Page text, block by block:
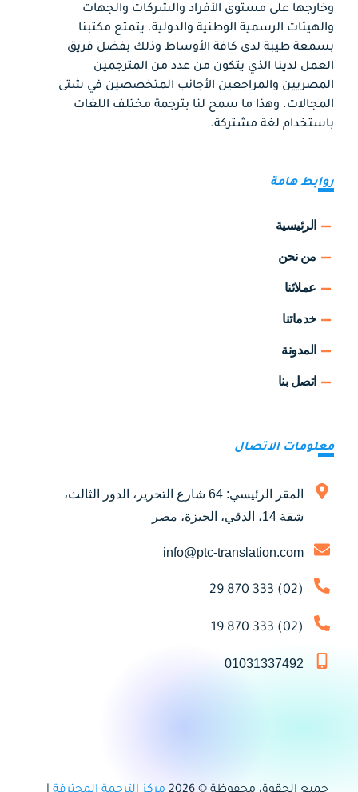
وخارجها على مستوى الأفراد والشركات والجهات
والهيئات الرسمية الوطنية والدولية. يتمتع مكتبنا
بسمعة طيبة لدى كافة الأوساط وذلك بفضل فريق
العمل لدينا الذي يتكون من عدد من المترجمين
المصريين والمراجعين الأجانب المتخصصين في شتى
المجالات. وهذا ما سمح لنا بترجمة مختلف اللغات
باستخدام لغة مشتركة.
روابط هامة
الرئيسية
من نحن
عملائنا
خدماتنا
المدونة
اتصل بنا
معلومات الاتصال
المقر الرئيسي: 64 شارع التحرير، الدور الثالث،
شقة 14، الدقي، الجيزة، مصر
info@ptc-translation.com
(02) 333 870 29
(02) 333 870 19
01031337492